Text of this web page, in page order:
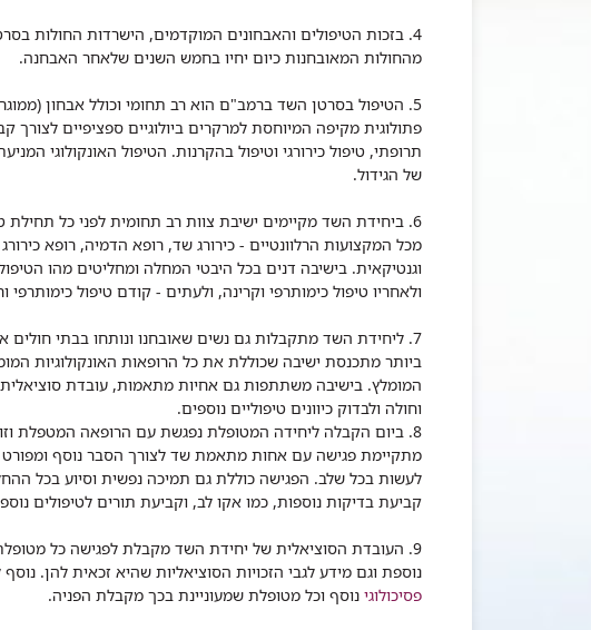
מהחולות המאובחנות כיום יחיו בחמש השנים שלאחר האבחנה.
פתולוגית מקיפה המיוחסת למרקרים ביולוגיים ספציפיים לצורך
תרופתי, טיפול כירורגי וטיפול בהקרנות. הטיפול האונקולוגי
של הגידול.
6. ביחידת השד מקיימים ישיבת צוות רב תחומית לפני כל
מכל המקצועות הרלוונטיים - כירורג שד, רופא הדמיה, רופא
וגנטיקאית. בישיבה דנים בכל היבטי המחלה ומחליטים מהו
ולאחריו טיפול כימותרפי וקרינה, ולעתים - קודם טיפול
7. ליחידת השד מתקבלות גם נשים שאובחנו ונותחו בבתי
ביותר מתכנסת ישיבה שכוללת את כל הרופאות האונקולוגיות
המומלץ. בישיבה משתתפות גם אחיות מתאמות, עובדת
וחולה ולבדוק כיוונים טיפוליים נוספים.
8. ביום הקבלה ליחידה המטופלת נפגשת עם הרופאה המטפלת
מתקיימת פגישה עם אחות מתאמת שד לצורך הסבר נוסף
לעשות בכל שלב. הפגישה כוללת גם תמיכה נפשית וסיוע בכל
קביעת בדיקות נוספות, כמו אקו לב, וקביעת תורים לטיפולים
9. העובדת הסוציאלית של יחידת השד מקבלת לפגישה כל
נוספת וגם מידע לגבי הזכויות הסוציאליות שהיא זכאית להן.
פסיכולוגי נוסף וכל מטופלת שמעוניינת בכך מקבלת הפניה.